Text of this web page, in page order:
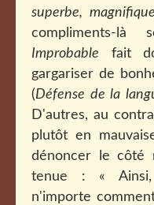
superbe,
compliments-
Improbable fait
gargariser de
(Défense de la
D'autres, au
plutôt en
dénoncer le côté
tenue : « Ainsi,
n'importe